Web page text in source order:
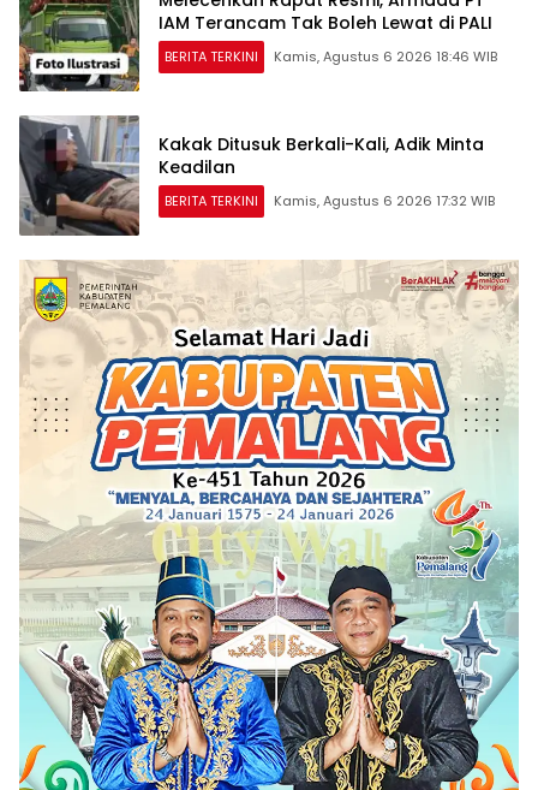
IAM Terancam Tak Boleh Lewat di PALI
BERITA TERKINI Kamis, Agustus 6 2026 18:46 WIB
Kakak Ditusuk Berkali-Kali, Adik Minta
Keadilan
BERITA TERKINI Kamis, Agustus 6 2026 17:32 WIB